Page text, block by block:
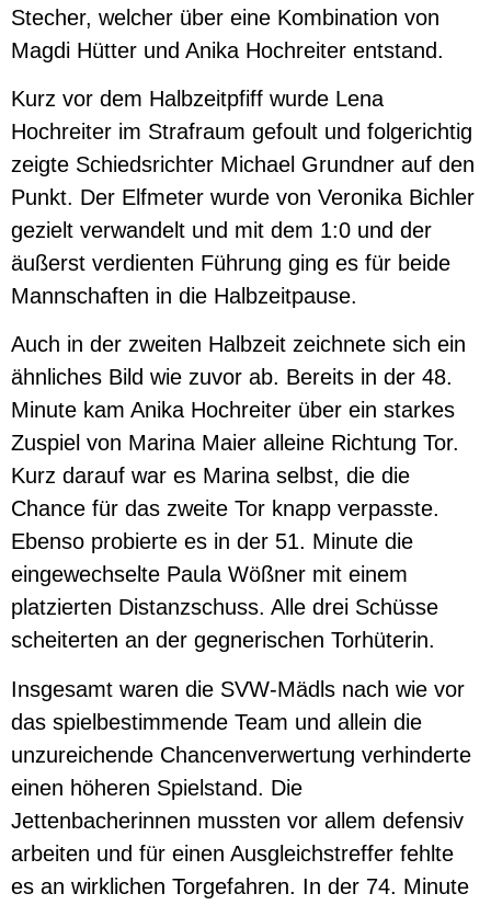
Stecher, welcher über eine Kombination von
Magdi Hütter und Anika Hochreiter entstand.
Kurz vor dem Halbzeitpfiff wurde Lena
Hochreiter im Strafraum gefoult und folgerichtig
zeigte Schiedsrichter Michael Grundner auf den
Punkt. Der Elfmeter wurde von Veronika Bichler
gezielt verwandelt und mit dem 1:0 und der
äußerst verdienten Führung ging es für beide
Mannschaften in die Halbzeitpause.
Auch in der zweiten Halbzeit zeichnete sich ein
ähnliches Bild wie zuvor ab. Bereits in der 48.
Minute kam Anika Hochreiter über ein starkes
Zuspiel von Marina Maier alleine Richtung Tor.
Kurz darauf war es Marina selbst, die die
Chance für das zweite Tor knapp verpasste.
Ebenso probierte es in der 51. Minute die
eingewechselte Paula Wößner mit einem
platzierten Distanzschuss. Alle drei Schüsse
scheiterten an der gegnerischen Torhüterin.
Insgesamt waren die SVW-Mädls nach wie vor
das spielbestimmende Team und allein die
unzureichende Chancenverwertung verhinderte
einen höheren Spielstand. Die
Jettenbacherinnen mussten vor allem defensiv
arbeiten und für einen Ausgleichstreffer fehlte
es an wirklichen Torgefahren. In der 74. Minute